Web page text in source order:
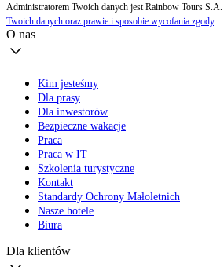
Administratorem Twoich danych jest Rainbow Tours S.A.
Twoich danych oraz prawie i sposobie wycofania zgody.
O nas
Kim jesteśmy
Dla prasy
Dla inwestorów
Bezpieczne wakacje
Praca
Praca w IT
Szkolenia turystyczne
Kontakt
Standardy Ochrony Małoletnich
Nasze hotele
Biura
Dla klientów